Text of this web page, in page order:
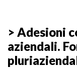
> Adesioni
aziendali.